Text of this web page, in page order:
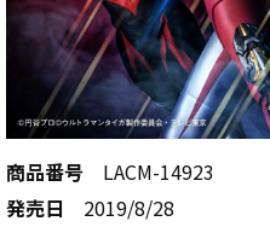
商品番号
LACM-14923
発売日
2019/8/28